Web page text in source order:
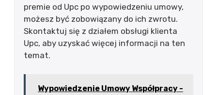
premie od Upc po wypowiedzeniu umowy,
możesz być zobowiązany do ich zwrotu.
Skontaktuj się z działem obsługi klienta
Upc, aby uzyskać więcej informacji na ten
temat.
Wypowiedzenie Umowy Współpracy -